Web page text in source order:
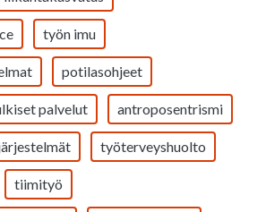
työn imu
potilasohjeet
palvelut antroposentrismi
työterveyshuolto
tiimityö